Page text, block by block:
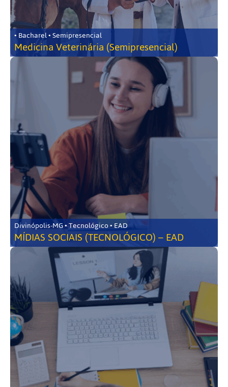
• Bacharel • Semipresencial
Medicina Veterinária (Semipresencial)
Divinópolis-MG • Tecnológico • EAD
MÍDIAS SOCIAIS (TECNOLÓGICO) – EAD